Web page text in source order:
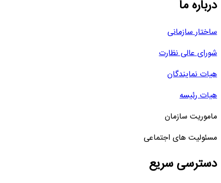
درباره ما
ساختار سازمانی
شورای عالی نظارت
هیات نمایندگان
هیات رئیسه
ماموریت سازمان
مسئولیت های اجتماعی
دسترسی سریع